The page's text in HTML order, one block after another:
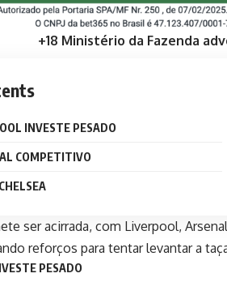
+18 Ministério da Fazenda
INVESTE PESADO
COMPETITIVO
ser acirrada, com Liverpool,
reforços para tentar levantar a
PESADO